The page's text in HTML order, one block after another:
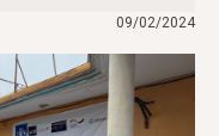
09/02/2024